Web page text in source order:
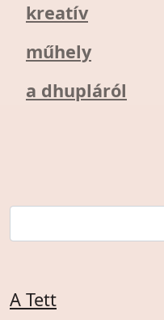
kreatív
műhely
a dhupláról
A Tett